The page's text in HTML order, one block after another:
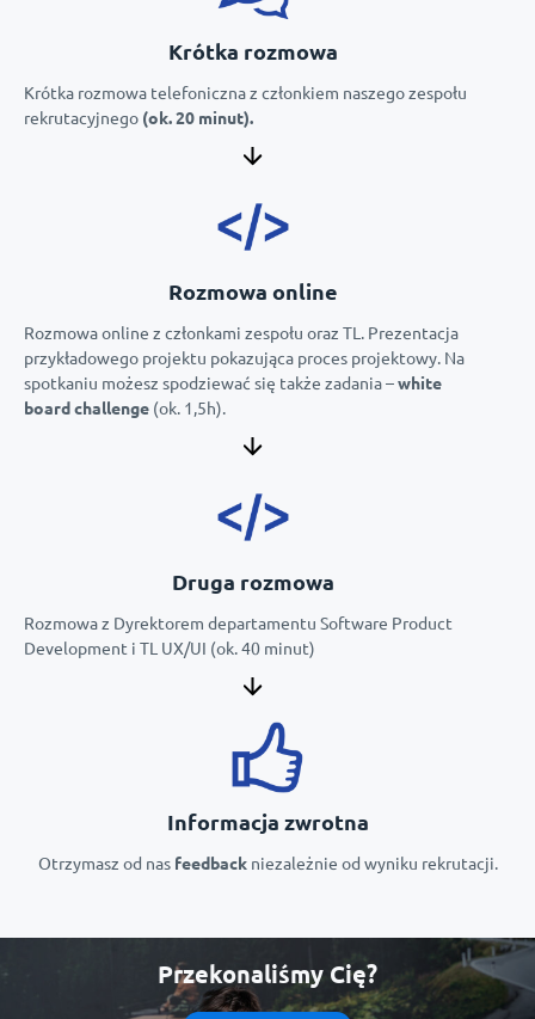
Krótka rozmowa
Krótka rozmowa telefoniczna z członkiem naszego zespołu
rekrutacyjnego (ok. 20 minut).
Rozmowa online
Rozmowa online z członkami zespołu oraz TL. Prezentacja
przykładowego projektu pokazująca proces projektowy. Na
spotkaniu możesz spodziewać się także zadania –white
board challenge (ok. 1,5h).
Druga rozmowa
Rozmowa z Dyrektorem departamentu Software Product
Development i TL UX/UI (ok. 40 minut)
Informacja zwrotna
Otrzymasz od nasfeedbackniezależnie od wyniku rekrutacji.
Przekonaliśmy Cię?